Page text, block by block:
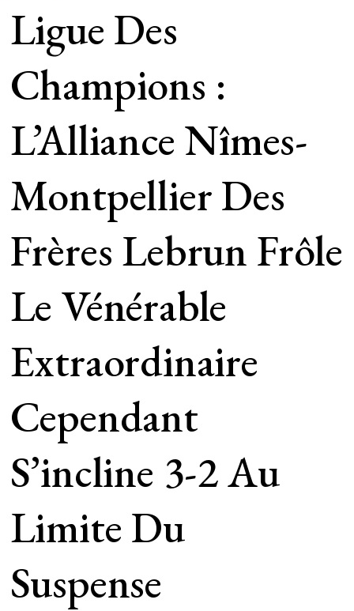
Ligue Des
Champions :
L’Alliance Nîmes-
Montpellier Des
Frères Lebrun Frôle
Le Vénérable
Extraordinaire
Cependant
S’incline 3-2 Au
Limite Du
Suspense